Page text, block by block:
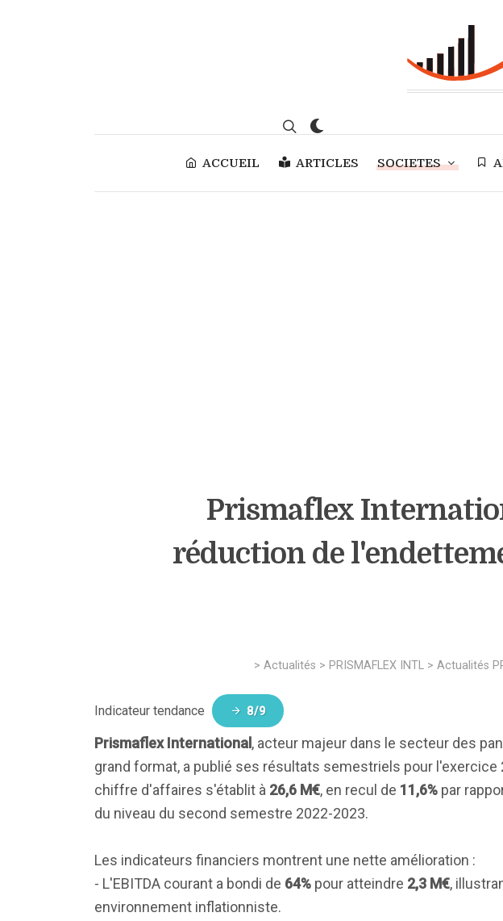
ACCUEIL ARTICLES SOCIETES
Prismaflex
réduction de
> Actualités > PRISMAFLEX INTL> Actualités
Indicateur tendance 8/9
Prismaflex International , acteur majeur dans le secteur des
grand format, a publié ses résultats semestriels pour l'exercice
chiffre d'affaires s'établit à 26,6 M€, en recul de 11,6% par
du niveau du second semestre 2022-2023.
Les indicateurs financiers montrent une nette amélioration :
- L'EBITDA courant a bondi de 64% pour atteindre 2,3 M€,
environnement inflationniste.